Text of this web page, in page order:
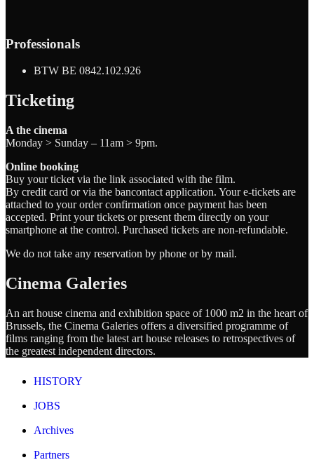
Professionals
BTW BE 0842.102.926
Ticketing
A the cinema
Monday > Sunday – 11am > 9pm.
Online booking
Buy your ticket via the link associated with the film.
By credit card or via the bancontact application. Your e-tickets are
attached to your order confirmation once payment has been
accepted. Print your tickets or present them directly on your
smartphone at the control. Purchased tickets are non-refundable.
We do not take any reservation by phone or by mail.
Cinema Galeries
An art house cinema and exhibition space of 1000 m2 in the heart of
Brussels, the Cinema Galeries offers a diversified programme of
films ranging from the latest art house releases to retrospectives of
the greatest independent directors.
HISTORY
JOBS
Archives
Partners